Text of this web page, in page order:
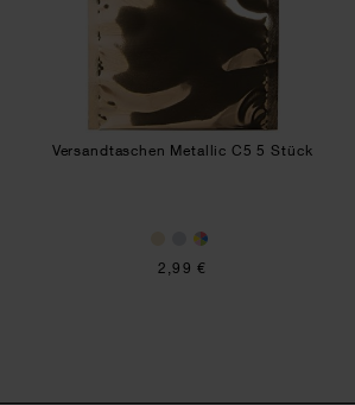
Versandtaschen Metallic C5 5 Stück
2,99 €